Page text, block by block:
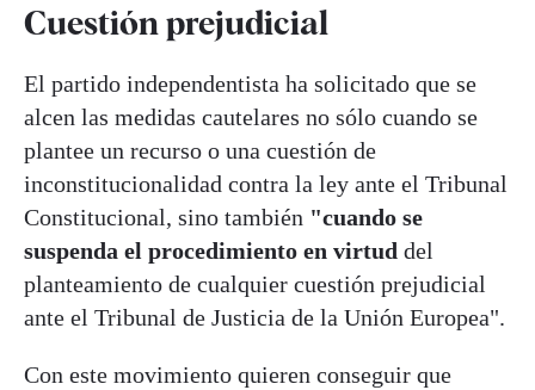
Cuestión prejudicial
El partido independentista ha solicitado que se
alcen las medidas cautelares no sólo cuando se
plantee un recurso o una cuestión de
inconstitucionalidad contra la ley ante el Tribunal
Constitucional, sino también "cuando se
suspenda el procedimiento en virtud del
planteamiento de cualquier cuestión prejudicial
ante el Tribunal de Justicia de la Unión Europea".
Con este movimiento quieren conseguir que